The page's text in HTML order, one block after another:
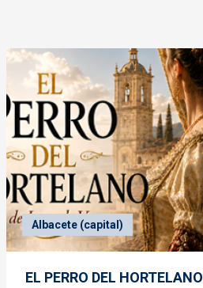
Albacete (capital)
EL PERRO DEL HORTELANO